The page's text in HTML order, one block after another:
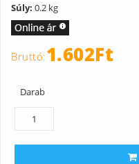
Súly: 0.2 kg
1.602Ft
Darab